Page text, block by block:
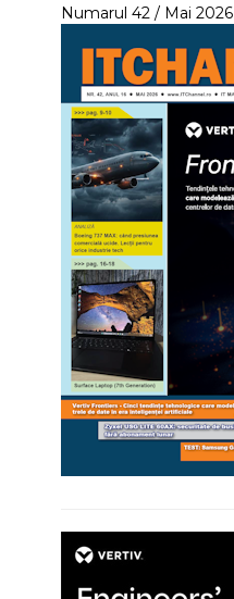
Numarul 42 / Mai 2026